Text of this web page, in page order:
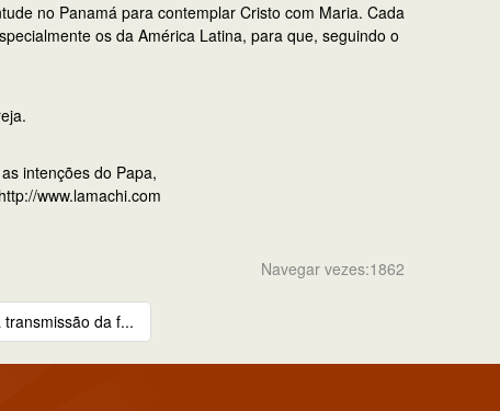
no Panamá para contemplar Cristo com Maria. Cada
os da América Latina, para que, seguindo o
intenções do Papa,
www.lamachi.com
Navegar vezes:1862
transmissão da f...